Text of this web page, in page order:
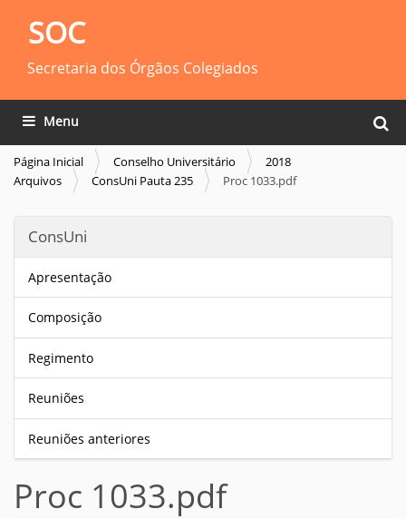
SOC
Secretaria dos Órgãos Colegiados
Busca
Toggle navigation
Página Inicial Conselho Universitário
2018
Arquivos
ConsUni Pauta 235 Proc 1033.pdf
ConsUni
Apresentação
Composição
Regimento
Reuniões
Reuniões anteriores
Proc 1033.pdf